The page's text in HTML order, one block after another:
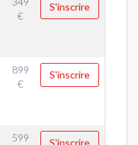
€
S'inscrire
899
€
S'inscrire
599
S'inscrire